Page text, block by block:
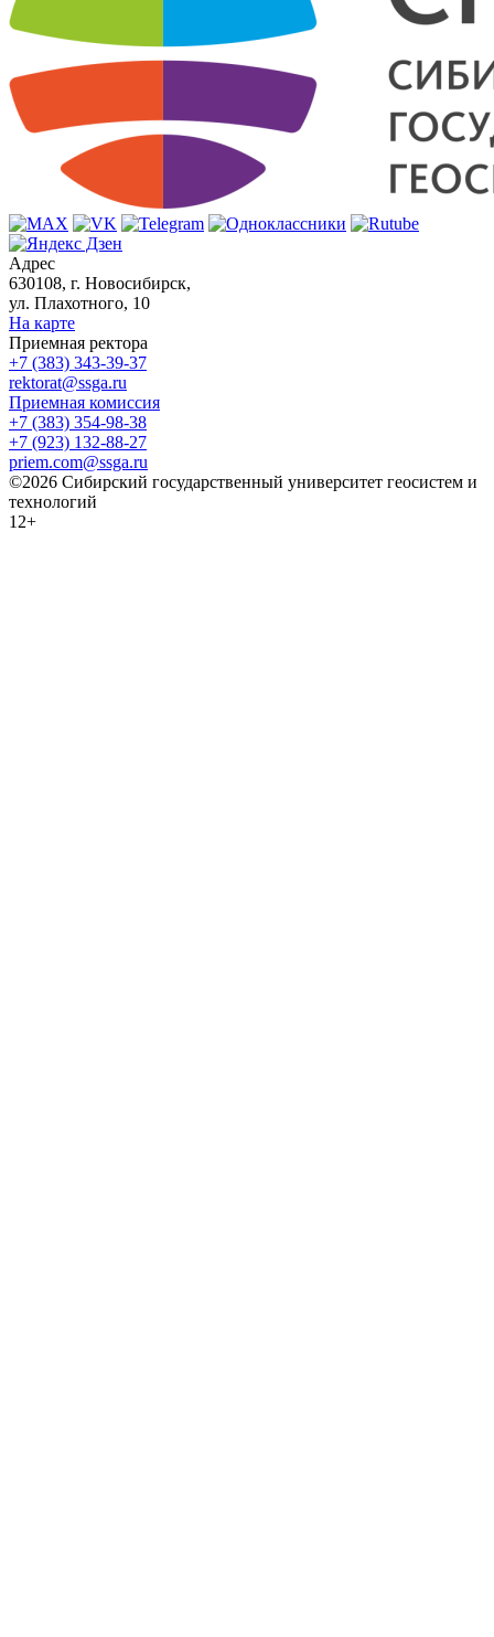
Адрес
630108, г. Новосибирск,
ул. Плахотного, 10
На карте
Приемная ректора
+7 (383) 343-39-37
rektorat@ssga.ru
Приемная комиссия
+7 (383) 354-98-38
+7 (923) 132-88-27
priem.com@ssga.ru
©2026 Сибирский государственный университет геосистем и
технологий
12+